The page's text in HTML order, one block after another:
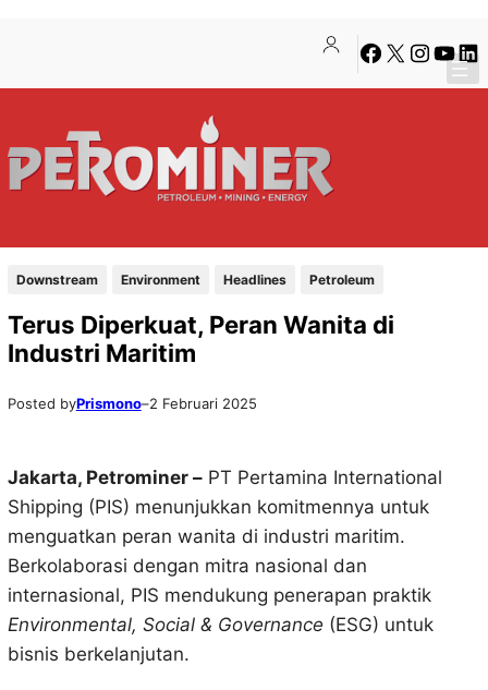
konten
content
Facebook
X Instagram
Downstream Environment Headlines Petroleum
Terus Diperkuat, Peran Wanita di
Industri Maritim
Posted byPrismono–2 Februari 2025
Jakarta, Petrominer –PT Pertamina International
Shipping (PIS) menunjukkan komitmennya untuk
menguatkan peran wanita di industri maritim.
Berkolaborasi dengan mitra nasional dan
internasional, PIS mendukung penerapan praktik
Environmental, Social & Governance (ESG) untuk
bisnis berkelanjutan.